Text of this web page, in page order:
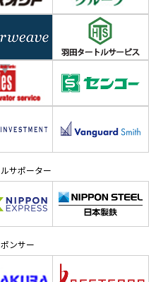
サポーター
ンサー